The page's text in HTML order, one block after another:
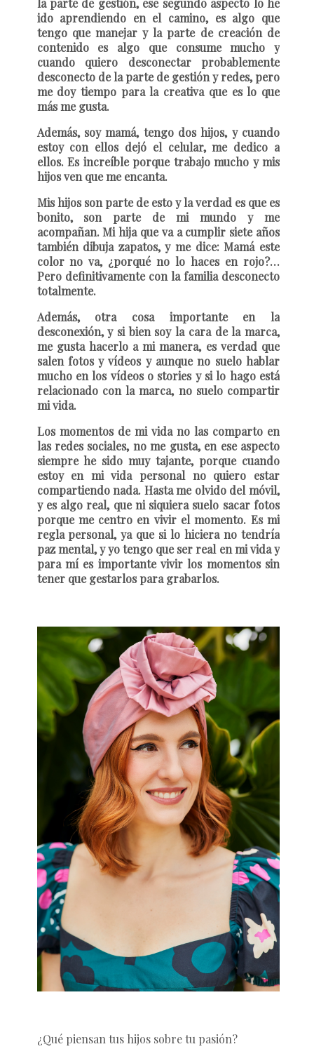
la parte de gestión, ese segundo aspecto lo he
ido aprendiendo en el camino, es algo que
tengo que manejar y la parte de creación de
contenido es algo que consume mucho y
cuando quiero desconectar probablemente
desconecto de la parte de gestión y redes, pero
me doy tiempo para la creativa que es lo que
más me gusta.
Además, soy mamá, tengo dos hijos, y cuando
estoy con ellos dejó el celular, me dedico a
ellos. Es increíble porque trabajo mucho y mis
hijos ven que me encanta.
Mis hijos son parte de esto y la verdad es que es
bonito, son parte de mi mundo y me
acompañan. Mi hija que va a cumplir siete años
también dibuja zapatos, y me dice: Mamá este
color no va, ¿porqué no lo haces en rojo?…
Pero definitivamente con la familia desconecto
totalmente.
Además, otra cosa importante en la
desconexión, y si bien soy la cara de la marca,
me gusta hacerlo a mi manera, es verdad que
salen fotos y vídeos y aunque no suelo hablar
mucho en los vídeos o stories y si lo hago está
relacionado con la marca, no suelo compartir
mi vida.
Los momentos de mi vida no las comparto en
las redes sociales, no me gusta, en ese aspecto
siempre he sido muy tajante, porque cuando
estoy en mi vida personal no quiero estar
compartiendo nada. Hasta me olvido del móvil,
y es algo real, que ni siquiera suelo sacar fotos
porque me centro en vivir el momento. Es mi
regla personal, ya que si lo hiciera no tendría
paz mental, y yo tengo que ser real en mi vida y
para mí es importante vivir los momentos sin
tener que gestarlos para grabarlos.
¿Qué piensan tus hijos sobre tu pasión?